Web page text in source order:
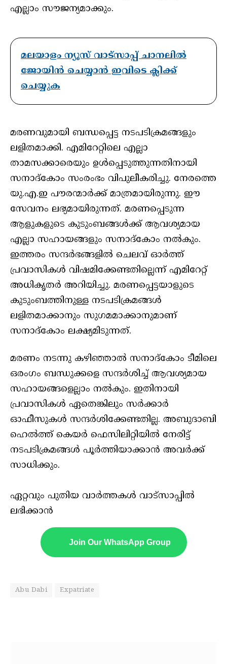
എല്ലാം സൗജന്യമാക്കും.
മലയാളം ന്യൂസ് വാട്സാപ്പ് ചാനലിൽ
ജോയിൻ ചെയ്യാൻ ഇവിടെ ക്ലിക്ക്
ചെയ്യുക
മരണവുമായി ബന്ധപ്പെട്ട നടപടിക്രമങ്ങളും
ലളിതമാക്കി. എമിറേറ്റിലെ എല്ലാ
താമസക്കാരെയും ഉൾപ്പെടുത്തുന്നതിനായി
സനാദ്‌കോം സംരംഭം വിപുലീകരിച്ചു. നേരത്തെ
യു.എ.ഇ പൗരന്മാർക്ക് മാത്രമായിരുന്നു. ഈ
സേവനം ലഭ്യമായിരുന്നത്. മരണപ്പെടുന്ന
ആളുകളുടെ കുടുംബങ്ങൾക്ക് ആവശ്യമായ
എല്ലാ സഹായങ്ങളും സനാദ്‌കോം നൽകും.
ഇത്തരം സന്ദർഭങ്ങളിൽ ചെലവ് ഓർത്ത്
പ്രവാസികൾ വിഷമിക്കേണ്ടതില്ലെന്ന് എമിറേറ്റ്
അധികൃതർ അറിയിച്ചു. മരണപ്പെട്ടയാളുടെ
കുടുംബത്തിനുള്ള നടപടിക്രമങ്ങൾ
ലളിതമാക്കാനും സുഗമമാക്കാനുമാണ്
സനാദ്കോം ലക്ഷ്യമിടുന്നത്.
മരണം നടന്നു കഴിഞ്ഞാൽ സനാദ്കോം ടീമിലെ
ഒരംഗം ബന്ധുക്കളെ സന്ദർശിച്ച് ആവശ്യമായ
സഹായങ്ങളെല്ലാം നൽകും. ഇതിനായി
പ്രവാസികൾ ഏതെങ്കിലും സർക്കാർ
ഓഫീസുകൾ സന്ദർശിക്കേണ്ടതില്ല. അബുദാബി
ഹെൽത്ത് കെയർ ഫെസിലിറ്റിയിൽ നേരിട്ട്
നടപടിക്രമങ്ങൾ പൂർത്തിയാക്കാൻ അവർക്ക്
സാധിക്കും.
ഏറ്റവും പുതിയ വാർത്തകൾ വാട്സാപ്പിൽ
ലഭിക്കാൻ
Join Our WhatsApp Group
Abu Dabi Expatriate